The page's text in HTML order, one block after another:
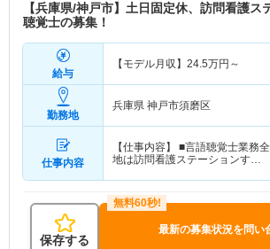
【兵庫県/神戸市】土日固定休、訪問看護ス
聴覚士の募集！
給与
【モデル月収】 24.5万円～
勤務地
兵庫県 神戸市須磨区
仕事内容
【仕事内容】 ■言語聴覚士業務全般 ※メインの
地は訪問看護ステーションす…
保存する
最新の募集状況を問い